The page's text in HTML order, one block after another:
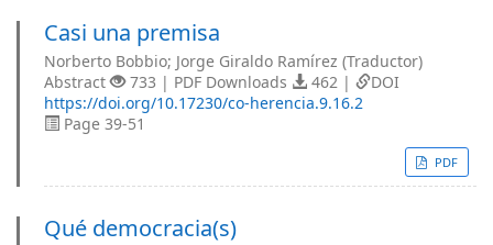
Casi una premisa
Norberto Bobbio; Jorge Giraldo Ramírez (Traductor)
Abstract
733 | PDF Downloads 462 |
DOI
https://doi.org/10.17230/co-herencia.9.16.2
Page 39-51
PDF
Qué democracia(s)